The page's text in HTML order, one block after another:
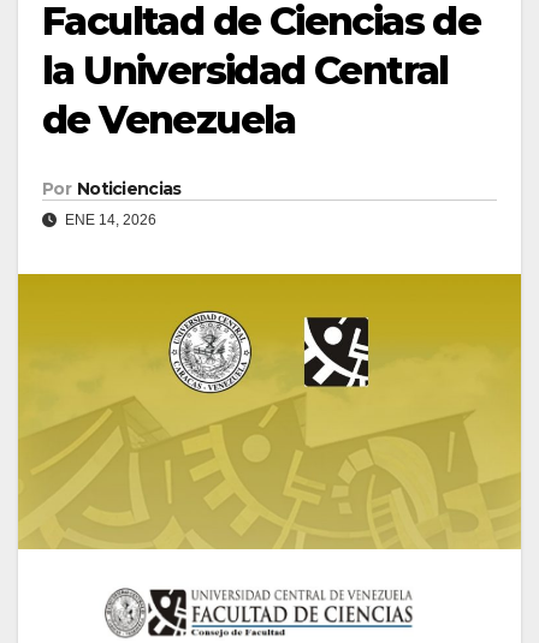
Facultad de Ciencias de
la Universidad Central
de Venezuela
Por Noticiencias
ENE 14, 2026